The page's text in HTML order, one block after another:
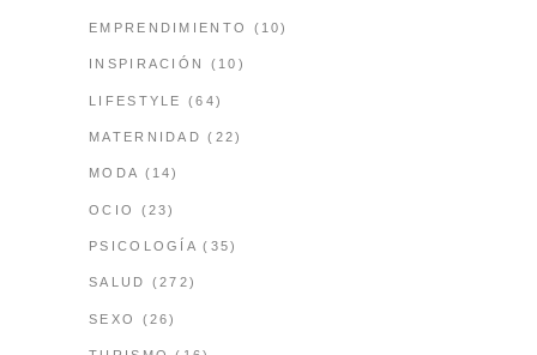
EMPRENDIMIENTO (10)
INSPIRACIÓN (10)
LIFESTYLE (64)
MATERNIDAD (22)
MODA (14)
OCIO (23)
PSICOLOGÍA (35)
SALUD (272)
SEXO (26)